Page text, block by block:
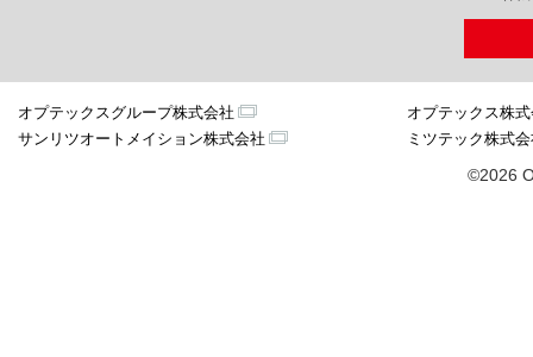
オプテックスグループ株式会社
オプテックス株
サンリツオートメイション株式会社
ミツテック株式
©2026